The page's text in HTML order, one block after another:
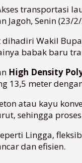
transportasi
Jagoh, Senin
Wakil
babak baru
High Density
13,5 meter
atau kayu
sehingga
Lingga,
dan efisien.